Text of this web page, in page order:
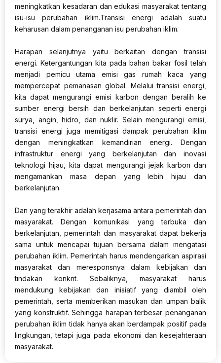
meningkatkan kesadaran dan edukasi masyarakat tentang
isu-isu perubahan iklim.Transisi energi adalah suatu
keharusan dalam penanganan isu perubahan iklim.
Harapan selanjutnya yaitu berkaitan dengan transisi
energi. Ketergantungan kita pada bahan bakar fosil telah
menjadi pemicu utama emisi gas rumah kaca yang
mempercepat pemanasan global. Melalui transisi energi,
kita dapat mengurangi emisi karbon dengan beralih ke
sumber energi bersih dan berkelanjutan seperti energi
surya, angin, hidro, dan nuklir. Selain mengurangi emisi,
transisi energi juga memitigasi dampak perubahan iklim
dengan meningkatkan kemandirian energi. Dengan
infrastruktur energi yang berkelanjutan dan inovasi
teknologi hijau, kita dapat mengurangi jejak karbon dan
mengamankan masa depan yang lebih hijau dan
berkelanjutan.
Dan yang terakhir adalah kerjasama antara pemerintah dan
masyarakat. Dengan komunikasi yang terbuka dan
berkelanjutan, pemerintah dan masyarakat dapat bekerja
sama untuk mencapai tujuan bersama dalam mengatasi
perubahan iklim. Pemerintah harus mendengarkan aspirasi
masyarakat dan meresponsnya dalam kebijakan dan
tindakan konkrit. Sebaliknya, masyarakat harus
mendukung kebijakan dan inisiatif yang diambil oleh
pemerintah, serta memberikan masukan dan umpan balik
yang konstruktif. Sehingga harapan terbesar penanganan
perubahan iklim tidak hanya akan berdampak positif pada
lingkungan, tetapi juga pada ekonomi dan kesejahteraan
masyarakat.